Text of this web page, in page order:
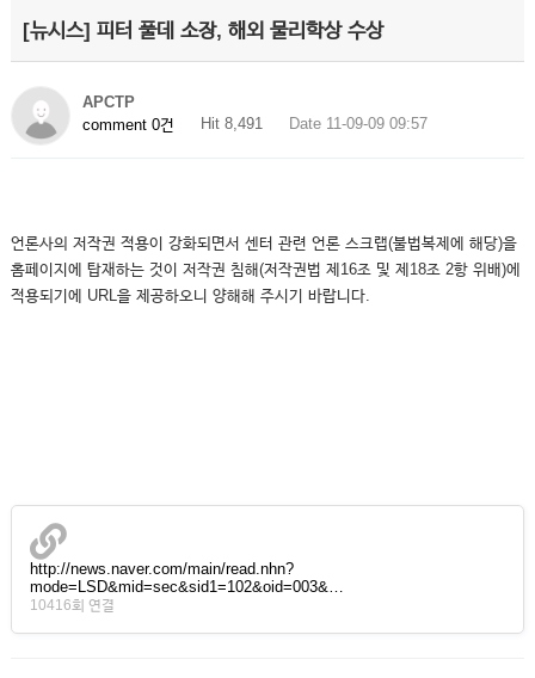
[뉴시스] 피터 풀데 소장, 해외 물리학상 수상
APCTP
comment 0건
Hit 8,491 Date 11-09-09 09:57
언론사의 저작권 적용이 강화되면서 센터 관련 언론 스크랩(불법복제에 해당)을
홈페이지에 탑재하는 것이 저작권 침해(저작권법 제16조 및 제18조 2항 위배)에
적용되기에 URL을 제공하오니 양해해 주시기 바랍니다.
http://news.naver.com/main/read.nhn?
mode=LSD&mid=sec&sid1=102&oid=003&…
10416회 연결